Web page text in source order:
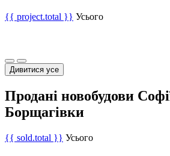
{{ project.total }} Усього
Дивитися усе
Продані новобудови
Борщагівки
{{ sold.total }} Усього